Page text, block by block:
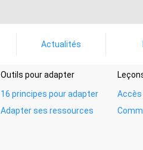
Actualités
Outils pour adapter
16 principes pour adapter
Adapter ses ressources